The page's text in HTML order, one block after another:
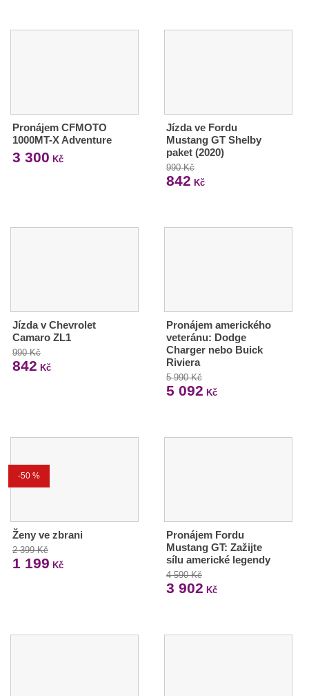
Pronájem CFMOTO
1000MT-X Adventure
3 300 Kč
Jízda ve Fordu
Mustang GT Shelby
paket (2020)
990 Kč
842 Kč
Jízda v Chevrolet
Camaro ZL1
990 Kč
842 Kč
Pronájem amerického
veteránu: Dodge
Charger nebo Buick
Riviera
5 990 Kč
5 092 Kč
-50 %
Ženy ve zbrani
2 399 Kč
1 199 Kč
Pronájem Fordu
Mustang GT: Zažijte
sílu americké legendy
4 590 Kč
3 902 Kč